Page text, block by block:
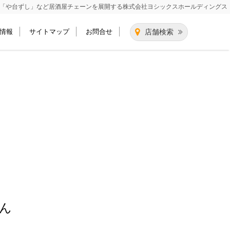
「や台ずし」など居酒屋チェーンを展開する株式会社ヨシックスホールディングス
店舗検索
報 サイトマップ お問合せ